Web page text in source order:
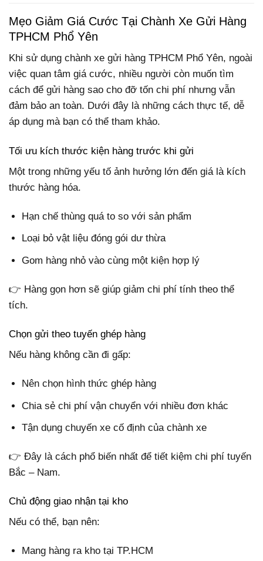
Mẹo Giảm Giá Cước Tại Chành Xe Gửi Hàng
TPHCM Phổ Yên
Khi sử dụng chành xe gửi hàng TPHCM Phổ Yên, ngoài
việc quan tâm giá cước, nhiều người còn muốn tìm
cách để gửi hàng sao cho đỡ tốn chi phí nhưng vẫn
đảm bảo an toàn. Dưới đây là những cách thực tế, dễ
áp dụng mà bạn có thể tham khảo.
Tối ưu kích thước kiện hàng trước khi gửi
Một trong những yếu tố ảnh hưởng lớn đến giá là kích
thước hàng hóa.
Hạn chế thùng quá to so với sản phẩm
Loại bỏ vật liệu đóng gói dư thừa
Gom hàng nhỏ vào cùng một kiện hợp lý
👉 Hàng gọn hơn sẽ giúp giảm chi phí tính theo thể
tích.
Chọn gửi theo tuyến ghép hàng
Nếu hàng không cần đi gấp:
Nên chọn hình thức ghép hàng
Chia sẻ chi phí vận chuyển với nhiều đơn khác
Tận dụng chuyến xe cố định của chành xe
👉 Đây là cách phổ biến nhất để tiết kiệm chi phí tuyến
Bắc – Nam.
Chủ động giao nhận tại kho
Nếu có thể, bạn nên:
Mang hàng ra kho tại TP.HCM